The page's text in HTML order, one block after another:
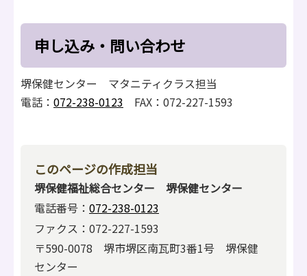
申し込み・問い合わせ
堺保健センター マタニティクラス担当
電話： 072-238-0123 FAX：072-227-1593
このページの作成担当
堺保健福祉総合センター 堺保健センター
電話番号： 072-238-0123
ファクス：072-227-1593
〒590-0078 堺市堺区南瓦町3番1号 堺保健
センター